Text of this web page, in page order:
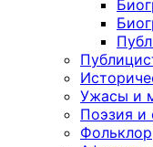
Ужасы и
Поэзия и
Фольклор